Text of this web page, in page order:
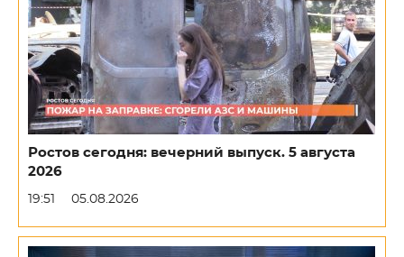
Ростов сегодня: вечерний выпуск. 5 августа
2026
19:51 05.08.2026